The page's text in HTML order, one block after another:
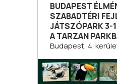
BUDAPEST
SZABADTÉRI
JÁTSZÓPARK 3-
A TARZAN
Budapest, 4.